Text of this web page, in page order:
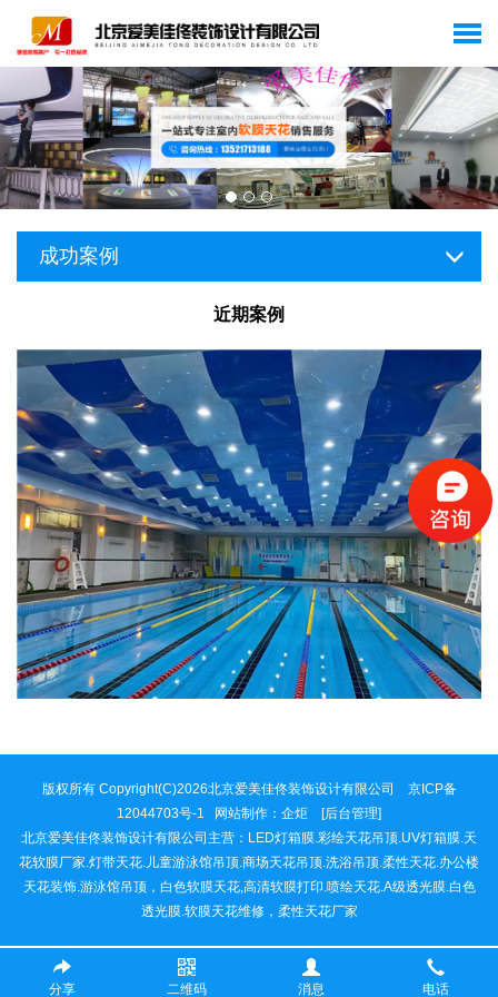
成功案例
近期案例
版权所有 Copyright(C)2026北京爱美佳佟装饰设计有限公司 京ICP备
12044703号-1 网站制作： 企炬
[后台管理]
北京爱美佳佟装饰设计有限公司主营：LED灯箱膜.彩绘天花吊顶.UV灯箱膜.天
花软膜厂家.灯带天花.儿童游泳馆吊顶.商场天花吊顶.洗浴吊顶.柔性天花.办公楼
天花装饰.游泳馆吊顶，白色软膜天花,高清软膜打印.喷绘天花.A级透光膜.白色
透光膜.软膜天花维修，柔性天花厂家
分享 二维码 消息 电话